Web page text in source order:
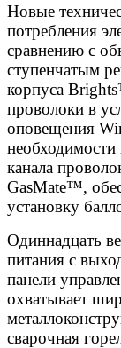
Новые
потребления
сравнению с
ступенчатым
корпуса
проволоки в
оповещения
канала
GasMate™,
установку
Одиннадцать
питания с
панели
охватывает
сварочная